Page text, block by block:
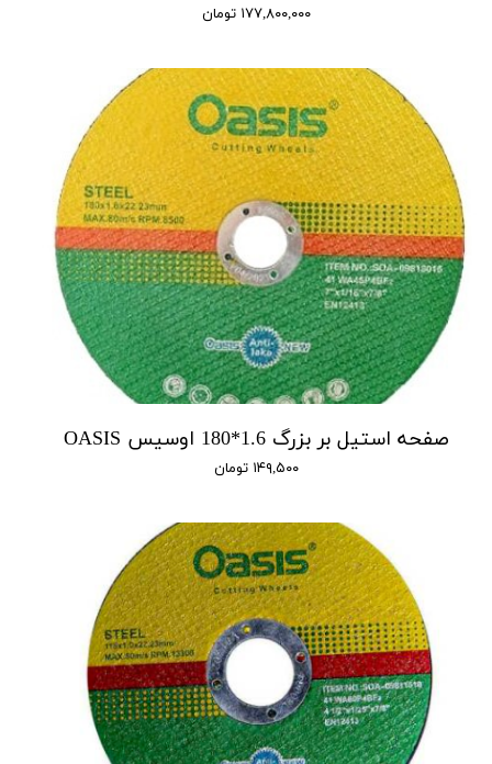
۱۷۷,۸۰۰,۰۰۰ تومان
صفحه استیل بر بزرگ 1.6*180 اوسیس OASIS
۱۴۹,۵۰۰ تومان